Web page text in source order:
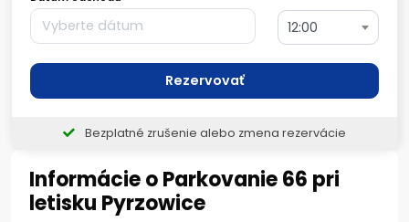
Informácie o Parkovanie 66 pri
letisku Pyrzowice
12:00
Rezervovať
Bezplatné zrušenie alebo zmena rezervácie